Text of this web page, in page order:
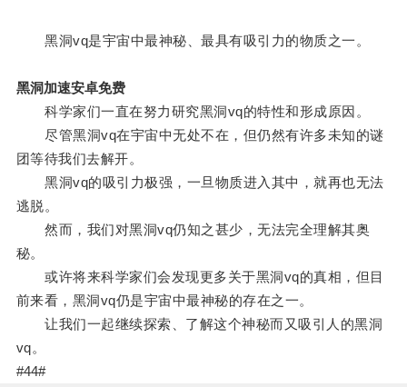
黑洞vq是宇宙中最神秘、最具有吸引力的物质之一。
黑洞加速安卓免费
科学家们一直在努力研究黑洞vq的特性和形成原因。
尽管黑洞vq在宇宙中无处不在，但仍然有许多未知的谜
团等待我们去解开。
黑洞vq的吸引力极强，一旦物质进入其中，就再也无法
逃脱。
然而，我们对黑洞vq仍知之甚少，无法完全理解其奥
秘。
或许将来科学家们会发现更多关于黑洞vq的真相，但目
前来看，黑洞vq仍是宇宙中最神秘的存在之一。
让我们一起继续探索、了解这个神秘而又吸引人的黑洞
vq。
#44#